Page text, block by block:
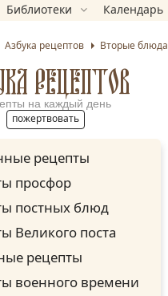
Библиотеки Календарь
Азбука рецептов Вторые блюда
РЕЦЕПТОВ
на каждый день
пожертвовать
рецепты
просфор
постных блюд
Великого поста
рецепты
военного времени